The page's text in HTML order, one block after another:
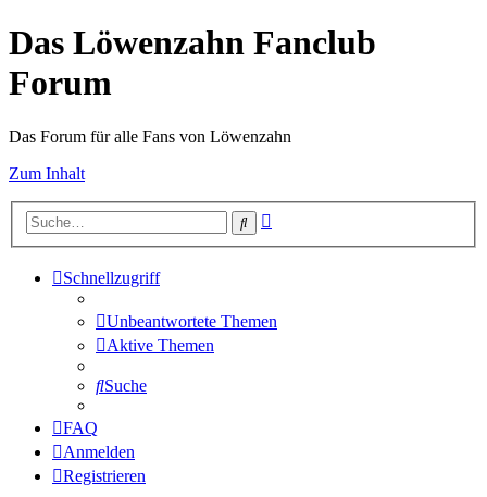
Das Löwenzahn Fanclub
Forum
Das Forum für alle Fans von Löwenzahn
Zum Inhalt
Suche
Schnellzugriff
Unbeantwortete Themen
Aktive Themen
Suche
FAQ
Anmelden
Registrieren